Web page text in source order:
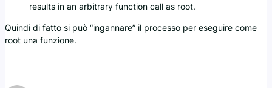
results in an arbitrary function call as root.
Quindi di fatto si può “ingannare” il processo per eseguire come
root una funzione.